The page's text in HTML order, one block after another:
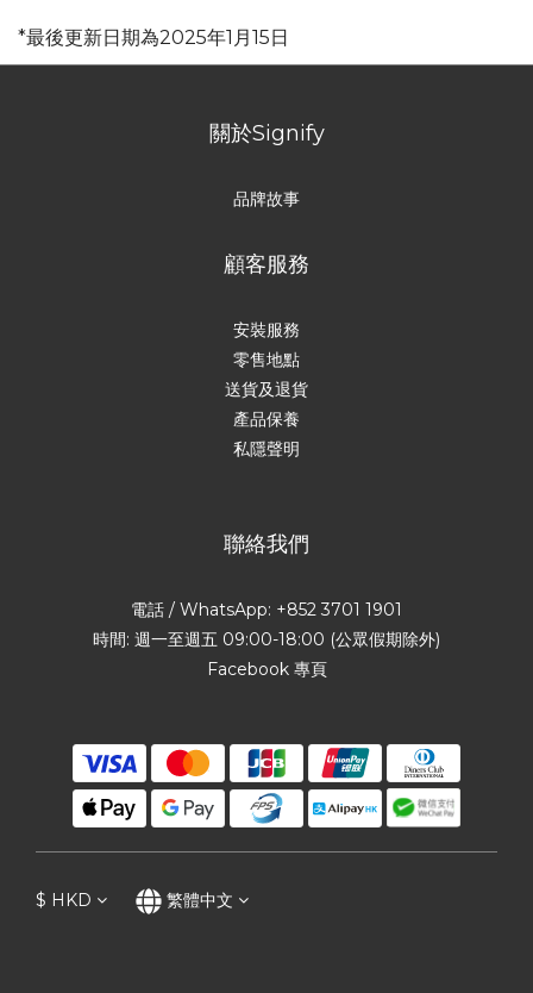
*最後更新日期為2025年1月15日
關於Signify
品牌故事
顧客服務
安裝服務
零售地點
送貨及退貨
產品保養
私隱聲明
聯絡我們
電話 / WhatsApp: +852 3701 1901
時間: 週一至週五 09:00-18:00 (公眾假期除外)
Facebook 專頁
$ HKD 繁體中文